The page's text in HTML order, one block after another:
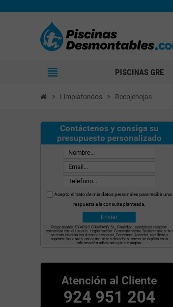
view_headline PISCINAS GRE
chevron_right Limpiafondos chevron_right Recojehojas
Contáctenos y consiga su
presupuesto personalizado
Acepto el trato de mis datos personales para recibir una
respuesta a la consulta planteada.
Responsable: EYAROC COMPANY SL, Finalidad: establecer relación
comercial con el usuario. Legitimación: Consentimiento Destinatarios: No
se comunicarán los datos a terceros, Derechos: Acceder, rectificar y
suprimir los datos, así como otros derechos, como se explica en la
información adicional a pie de página.
Atención al Cliente
924 951 204